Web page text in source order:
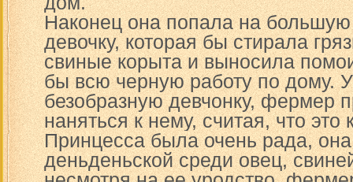
Наконец она попала на
девочку, которая бы стирала
свиные корыта и выносила
бы всю черную работу по дому.
безобразную девчонку, фермер
наняться к нему, считая, что это
Принцесса была очень рада,
деньденьской среди овец,